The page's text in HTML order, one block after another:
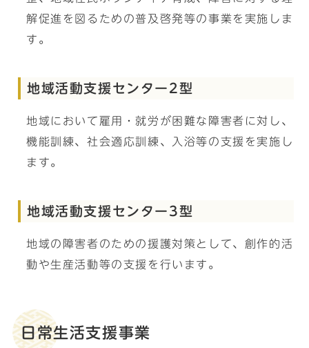
解促進を図るための普及啓発等の事業を実施しま
す。
地域活動支援センター2型
地域において雇用・就労が困難な障害者に対し、
機能訓練、社会適応訓練、入浴等の支援を実施し
ます。
地域活動支援センター3型
地域の障害者のための援護対策として、創作的活
動や生産活動等の支援を行います。
日常生活支援事業